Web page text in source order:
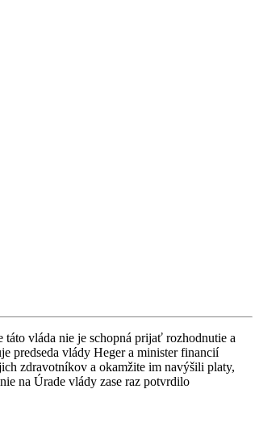
táto vláda nie je schopná prijať rozhodnutie a
predseda vlády Heger a minister financií
zdravotníkov a okamžite im navýšili platy,
na Úrade vlády zase raz potvrdilo